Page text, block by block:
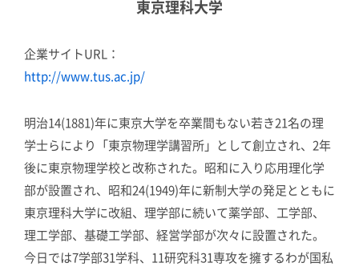
東京理科大学
企業サイトURL：
http://www.tus.ac.jp/
明治14(1881)年に東京大学を卒業間もない若き21名の理
学士らにより「東京物理学講習所」として創立され、2年
後に東京物理学校と改称された。昭和に入り応用理化学
部が設置され、昭和24(1949)年に新制大学の発足とともに
東京理科大学に改組、理学部に続いて薬学部、工学部、
理工学部、基礎工学部、経営学部が次々に設置された。
今日では7学部31学科、11研究科31専攻を擁するわが国私